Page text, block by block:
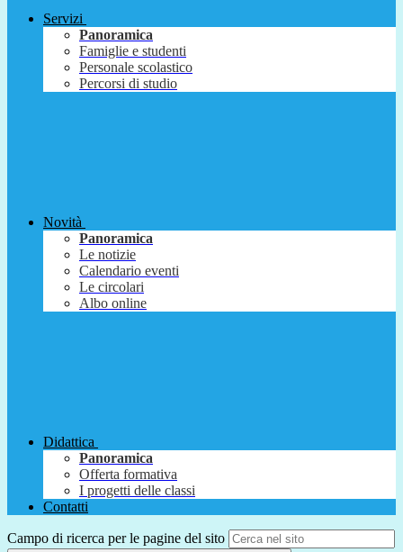
Servizi
Panoramica
Famiglie e studenti
Personale scolastico
Percorsi di studio
Novità
Panoramica
Le notizie
Calendario eventi
Le circolari
Albo online
Didattica
Panoramica
Offerta formativa
I progetti delle classi
Contatti
Campo di ricerca per le pagine del sito